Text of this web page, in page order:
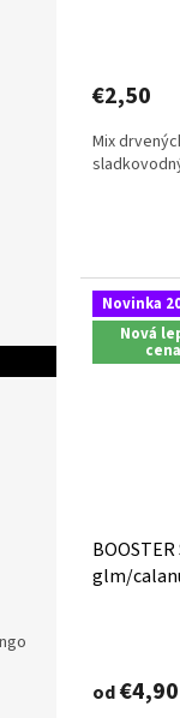
€2,50
Mix
Novinka
Nová
cena
BOOSTER
glm/
od€4,90